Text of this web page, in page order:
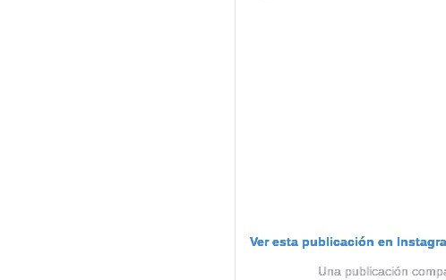
Ver esta publicación en
Una publicación